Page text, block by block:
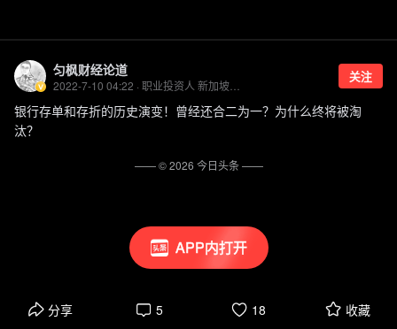
APP内打开
匀枫财经论道 关注
银行存单和存折的历史演变！曾经还合二为一？为什么终将被淘
汰？
分享 5 18 收藏
—— ©2026 今日头条——